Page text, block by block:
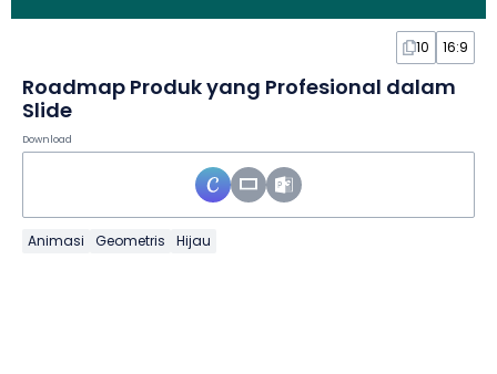
10 16:9
Roadmap Produk yang Profesional dalam
Slide
Download
Animasi Geometris Hijau